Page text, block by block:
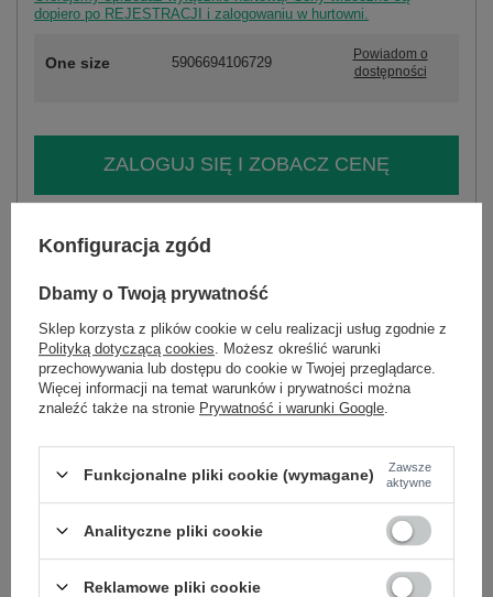
dopiero po REJESTRACJI i zalogowaniu w hurtowni.
One size 5906694106729
Powiadom o
dostępności
ZALOGUJ SIĘ I ZOBACZ CENĘ
Zadzwoń +48 601 547 740
skład materiału : 90% bawełna , 10% elastan
sposób prania : pranie w pralce w 30°C
Kod produktu
RV-BZ-A1214.89
Marka
RELEVANCE
dominujący
materiał
dominujący
bawełna
Konfiguracja zgód
Dbamy o Twoją prywatność
Sklep korzysta z plików cookie w celu realizacji usług zgodnie z
Polityką dotyczącą cookies . Możesz określić warunki
przechowywania lub dostępu do cookie w Twojej przeglądarce.
Więcej informacji na temat warunków i prywatności można
znaleźć także na stronie Prywatność i warunki Google
Funkcjonalne pliki cookie (wymagane)
Zawsze
aktywne
Analityczne pliki cookie
Reklamowe pliki cookie